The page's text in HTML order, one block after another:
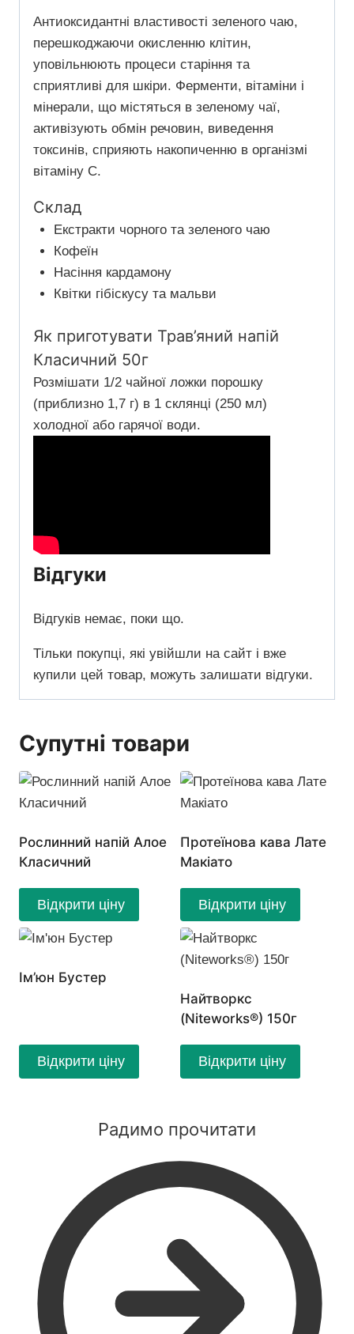
Антиоксидантні властивості зеленого чаю,
перешкоджаючи окисленню клітин,
уповільнюють процеси старіння та
сприятливі для шкіри. Ферменти, вітаміни і
мінерали, що містяться в зеленому чаї,
активізують обмін речовин, виведення
токсинів, сприяють накопиченню в організмі
вітаміну С.
Склад
Екстракти чорного та зеленого чаю
Кофеїн
Насіння кардамону
Квітки гібіскусу та мальви
Як приготувати Трав’яний напій
Класичний 50г
Розмішати 1/2 чайної ложки порошку
(приблизно 1,7 г) в 1 склянці (250 мл)
холодної або гарячої води.
Відгуки
Відгуків немає, поки що.
Тільки покупці, які увійшли на сайт і вже
купили цей товар, можуть залишати відгуки.
Супутні товари
Рослинний напій Алое
Класичний
Відкрити ціну
Протеїнова кава Лате
Макіато
Відкрити ціну
Ім’юн Бустер
Відкрити ціну
Найтворкс
(Niteworks®) 150г
Відкрити ціну
Радимо прочитати